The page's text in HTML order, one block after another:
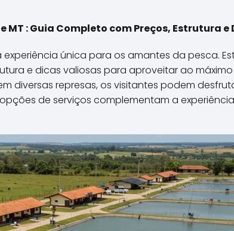
MT : Guia Completo com Preços, Estrutura e
única para os amantes da pesca.
e dicas valiosas para aproveitar ao máximo
diversas represas, os visitantes podem
de serviços complementam a